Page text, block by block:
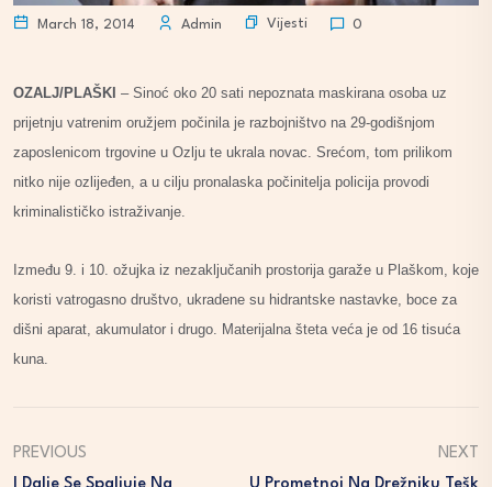
March 18, 2014 Admin Vijesti 0
OZALJ/PLAŠKI – Sinoć oko 20 sati nepoznata maskirana osoba uz
prijetnju vatrenim oružjem počinila je razbojništvo na 29-godišnjom
zaposlenicom trgovine u Ozlju te ukrala novac. Srećom, tom prilikom
nitko nije ozlijeđen, a u cilju pronalaska počinitelja policija provodi
kriminalističko istraživanje.
Između 9. i 10. ožujka iz nezaključanih prostorija garaže u Plaškom, koje
koristi vatrogasno društvo, ukradene su hidrantske nastavke, boce za
dišni aparat, akumulator i drugo. Materijalna šteta veća je od 16 tisuća
kuna.
PREVIOUS
NEXT